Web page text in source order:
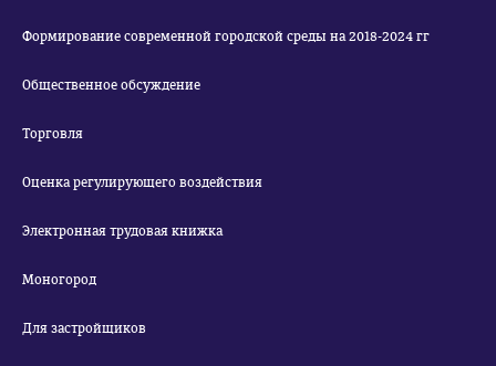
Формирование современной городской среды на 2018-2024 гг
Общественное обсуждение
Торговля
Оценка регулирующего воздействия
Электронная трудовая книжка
Моногород
Для застройщиков